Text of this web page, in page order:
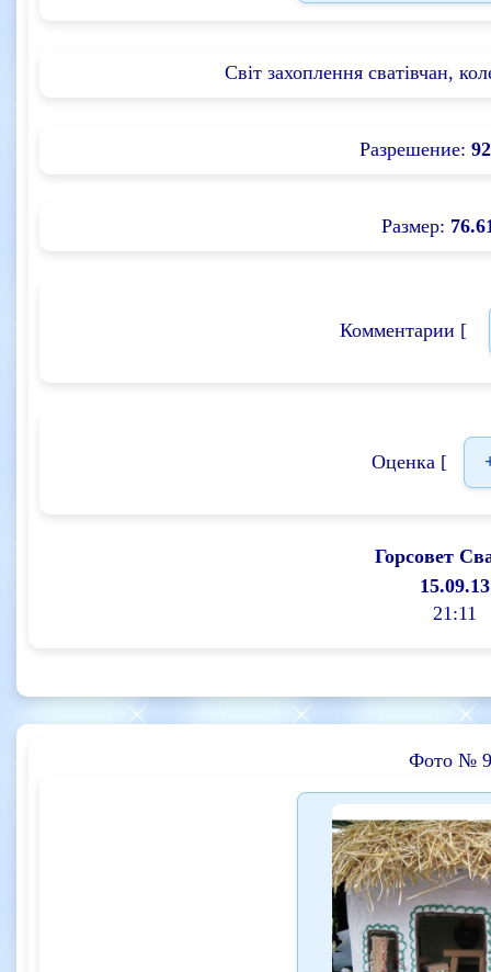
Світ захоплення сватівчан,
Разрешение:
Размер:
Комментарии [
Оценка [
Горсовет
15.09.13
21:11
Фото №